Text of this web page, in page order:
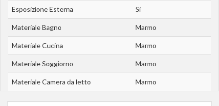
Esposizione Esterna Si
Materiale Bagno Marmo
Materiale Cucina Marmo
Materiale Soggiorno Marmo
Materiale Camera da letto Marmo